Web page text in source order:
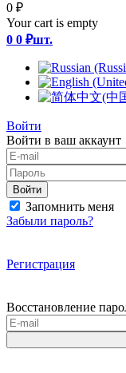
0 ₽
Your cart is empty
0 0 ₽шт.
Войти
Войти в ваш аккаунт
Войти
Запомнить меня
Забыли пароль?
Регистрация
Восстановление